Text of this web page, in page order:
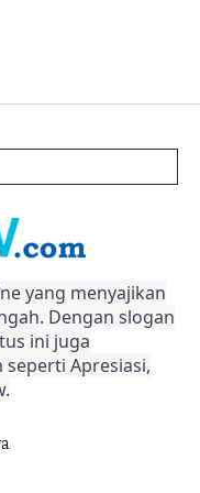
yang menyajikan
Dengan slogan
ini juga
Apresiasi,